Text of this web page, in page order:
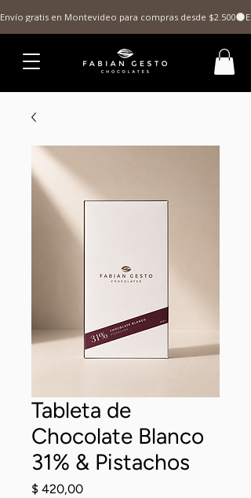
Envío gratis en Montevideo para compras desde $2.500
Tableta de
Chocolate Blanco
31% & Pistachos
$ 420,00Precio